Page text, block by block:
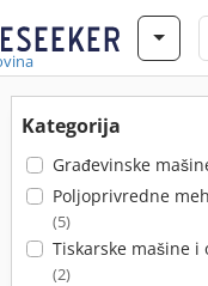
Kategorija
Građevinske
Poljoprivredne
(5)
Tiskarske mašine i
(2)